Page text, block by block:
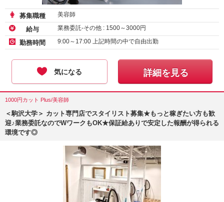
募集職種 美容師
給与 業務委託-その他 : 1500～3000円
勤務時間 9:00～17:00 上記時間の中で自由出勤
気になる 詳細を見る
1000円カット Plus/美容師
＜駒沢大学＞ カット専門店でスタイリスト募集★もっと稼ぎたい方も歓
迎♪業務委託なのでWワークもOK★保証給ありで安定した報酬が得られる
環境です◎